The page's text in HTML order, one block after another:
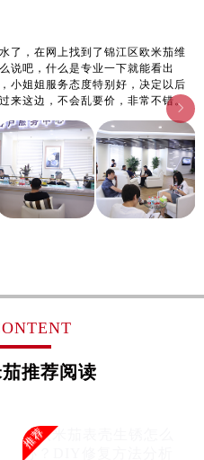
了，在网上找到了锦江区欧米茄维
说吧，什么是专业一下就能看出
小姐姐服务态度特别好，决定以后
来这边，不会乱要价，非常不错。

推荐阅读
推荐